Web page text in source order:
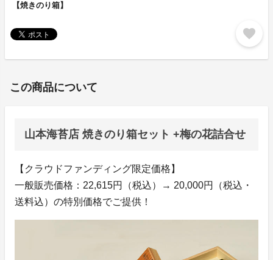
【焼きのり箱】
favorite
この商品について
山本海苔店 焼きのり箱セット +梅の花詰合せ
【クラウドファンディング限定価格】
一般販売価格：22,615円（税込）→ 20,000円（税込・
送料込）の特別価格でご提供！